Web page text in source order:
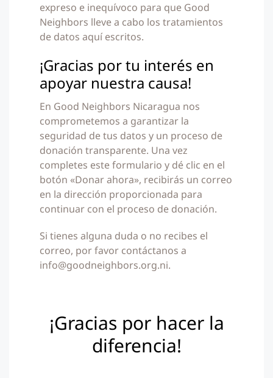
expreso e inequívoco para que Good
Neighbors lleve a cabo los tratamientos
de datos aquí escritos.
¡Gracias por tu interés en
apoyar nuestra causa!
En Good Neighbors Nicaragua nos
comprometemos a garantizar la
seguridad de tus datos y un proceso de
donación transparente. Una vez
completes este formulario y dé clic en el
botón «Donar ahora», recibirás un correo
en la dirección proporcionada para
continuar con el proceso de donación.
Si tienes alguna duda o no recibes el
correo, por favor contáctanos a
info@goodneighbors.org.ni.
¡Gracias por hacer la
diferencia!